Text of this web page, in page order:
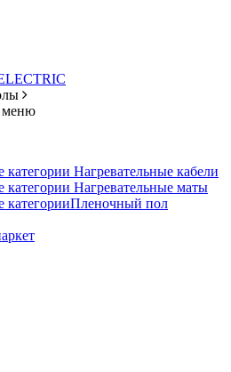
меню
Нагревательные кабели
Нагревательные маты
Пленочный пол